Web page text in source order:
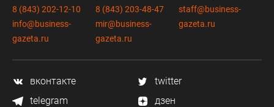
8 (843) 202-12-10
info@business-
gazeta.ru
8 (843) 203-48-47
mir@business-
gazeta.ru
staff@business-
gazeta.ru
вконтакте
twitter
telegram
дзен